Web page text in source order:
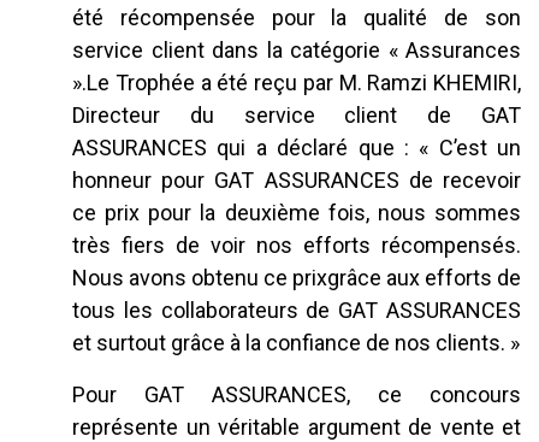
été récompensée pour la qualité de son
service client dans la catégorie « Assurances
».Le Trophée a été reçu par M. Ramzi KHEMIRI,
Directeur du service client de GAT
ASSURANCES qui a déclaré que : « C’est un
honneur pour GAT ASSURANCES de recevoir
ce prix pour la deuxième fois, nous sommes
très fiers de voir nos efforts récompensés.
Nous avons obtenu ce prixgrâce aux efforts de
tous les collaborateurs de GAT ASSURANCES
et surtout grâce à la confiance de nos clients. »
Pour GAT ASSURANCES, ce concours
représente un véritable argument de vente et